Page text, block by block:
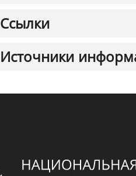
Ссылки
Источники